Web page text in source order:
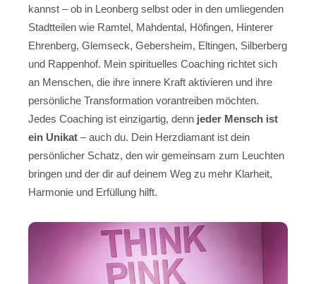
kannst – ob in Leonberg selbst oder in den umliegenden
Stadtteilen wie Ramtel, Mahdental, Höfingen, Hinterer
Ehrenberg, Glemseck, Gebersheim, Eltingen, Silberberg
und Rappenhof. Mein spirituelles Coaching richtet sich
an Menschen, die ihre innere Kraft aktivieren und ihre
persönliche Transformation vorantreiben möchten.
Jedes Coaching ist einzigartig, denn jeder Mensch ist
ein Unikat – auch du. Dein Herzdiamant ist dein
persönlicher Schatz, den wir gemeinsam zum Leuchten
bringen und der dir auf deinem Weg zu mehr Klarheit,
Harmonie und Erfüllung hilft.